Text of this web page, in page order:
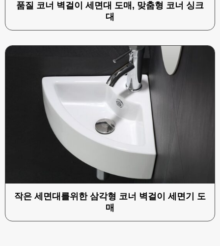
품질 코너 벽걸이 세면대 도매, 맞춤형 코너 싱크
대
작은 세면대를위한 삼각형 코너 벽걸이 세면기 도
매